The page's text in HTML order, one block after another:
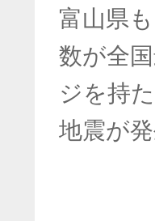
富山県
数が全
ジを持
地震が